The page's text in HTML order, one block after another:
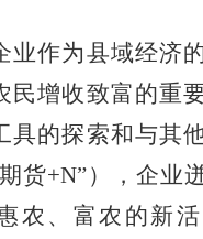
作为县域经济的
民增收致富的重
具的探索和与其
货+N”），企业
农、富农的新